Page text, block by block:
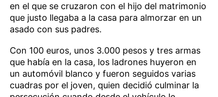
en el que se cruzaron con el hijo del matrimonio
que justo llegaba a la casa para almorzar en un
asado con sus padres.
Con 100 euros, unos 3.000 pesos y tres armas
que había en la casa, los ladrones huyeron en
un automóvil blanco y fueron seguidos varias
cuadras por el joven, quien decidió culminar la